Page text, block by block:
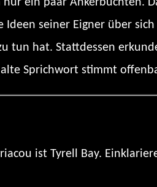
seiner Eigner über
tun hat. Stattdessen
Sprichwort stimmt
ist Tyrell Bay.